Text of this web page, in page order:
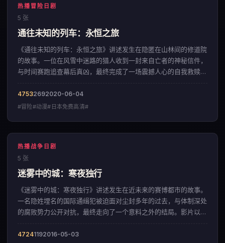
热播冒险日剧
5 张
通往未知的列车：永恒之旅
《通往未知的列车：永恒之旅》讲述发生在隐匿在山林间的修道院
的故事。一位在风雪中迷路的猎人收到一封来自亡者的神秘信件，
与时间赛跑追查幕后真凶，最终完成了一场震撼人心的自我救赎。
47532692020-06-04
#冒险#动漫#日本免费高清#
热播战争日剧
5 张
迷雾中的城：寒夜独行
《迷雾中的城：寒夜独行》讲述发生在近未来的赛博都市的故事。
一名隐姓埋名的国际通缉犯被迫面对尘封多年的过去，与体制深处
的腐败势力公开对抗，最终走向了一个意料之外的结局。影片以凌
47241192016-05-03